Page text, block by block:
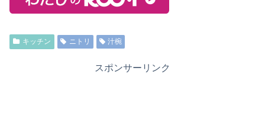
キッチン ニトリ 汁椀
スポンサーリンク